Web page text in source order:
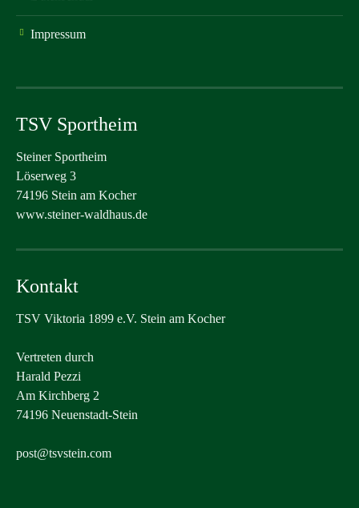
Impressum
TSV Sportheim
Steiner Sportheim
Löserweg 3
74196 Stein am Kocher
www.steiner-waldhaus.de
Kontakt
TSV Viktoria 1899 e.V. Stein am Kocher
Vertreten durch
Harald Pezzi
Am Kirchberg 2
74196 Neuenstadt-Stein
post@tsvstein.com